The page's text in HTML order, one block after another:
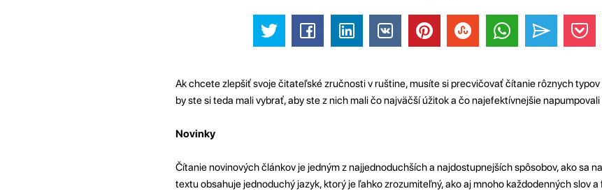
Ak chcete zlepšiť svoje čitateľské zručnosti v ruštine, musíte si precvičovať čítanie rôznych
by ste si teda mali vybrať, aby ste z nich mali čo najväčší úžitok a čo najefektívnejšie
Novinky
Čítanie novinových článkov je jedným z najjednoduchších a najdostupnejších spôsobov, ako sa
textu obsahuje jednoduchý jazyk, ktorý je ľahko zrozumiteľný, ako aj mnoho každodenných slov